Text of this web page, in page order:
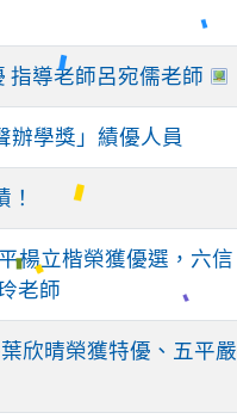
指導老師呂宛儒老師
辦學獎」績優人員
楊立楷榮獲優選，六信
老師
欣晴榮獲特優、五平嚴